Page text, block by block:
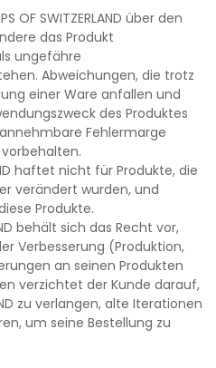
OF SWITZERLAND über den
das Produkt
ungefähre
Abweichungen, die trotz
einer Ware anfallen und
des Produktes
Fehlermarge
haftet nicht für Produkte, die
verändert wurden, und
Produkte.
behält sich das Recht vor,
Verbesserung (Produktion,
an seinen Produkten
verzichtet der Kunde darauf,
zu verlangen, alte Iterationen
um seine Bestellung zu